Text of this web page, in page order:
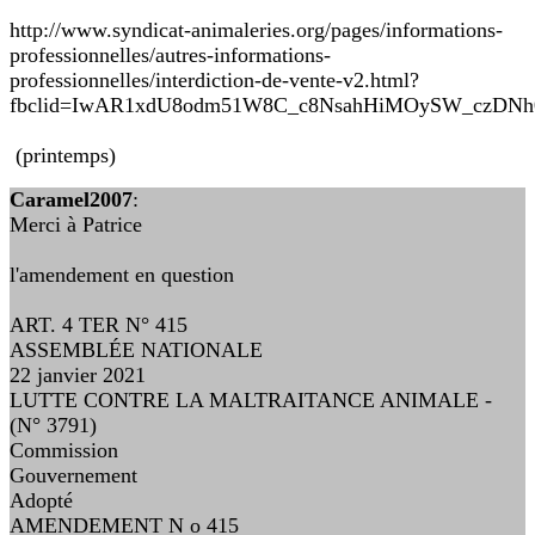
http://www.syndicat-animaleries.org/pages/informations-
professionnelles/autres-informations-
professionnelles/interdiction-de-vente-v2.html?
(printemps)
Caramel2007:
Merci à Patrice
l'amendement en question
ART. 4 TER N° 415
ASSEMBLÉE NATIONALE
22 janvier 2021
LUTTE CONTRE LA MALTRAITANCE ANIMALE -
(N° 3791)
Commission
Gouvernement
Adopté
AMENDEMENT N o 415